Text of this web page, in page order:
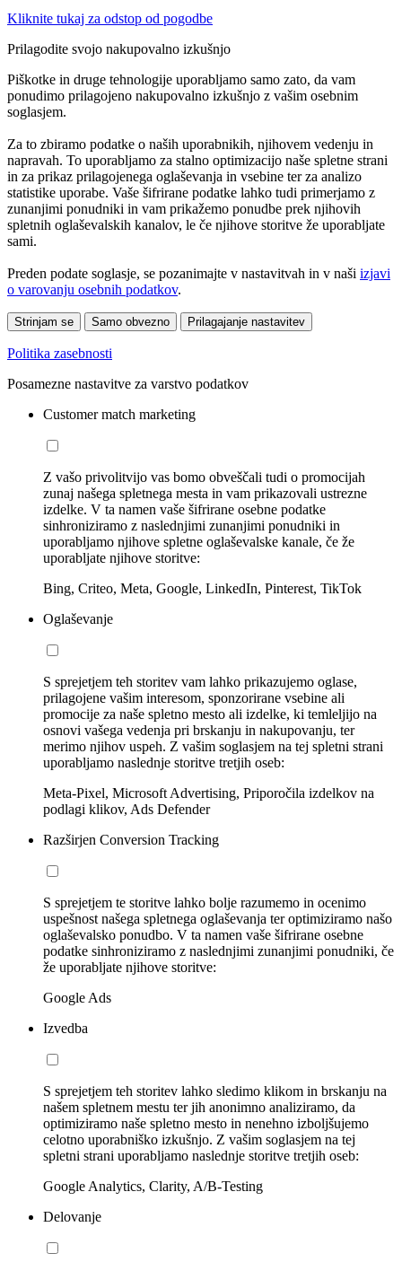
Kliknite tukaj za odstop od pogodbe
Prilagodite svojo nakupovalno izkušnjo
Piškotke in druge tehnologije uporabljamo samo zato, da vam
ponudimo prilagojeno nakupovalno izkušnjo z vašim osebnim
soglasjem.
Za to zbiramo podatke o naših uporabnikih, njihovem vedenju in
napravah. To uporabljamo za stalno optimizacijo naše spletne strani
in za prikaz prilagojenega oglaševanja in vsebine ter za analizo
statistike uporabe. Vaše šifrirane podatke lahko tudi primerjamo z
zunanjimi ponudniki in vam prikažemo ponudbe prek njihovih
spletnih oglaševalskih kanalov, le če njihove storitve že uporabljate
sami.
Preden podate soglasje, se pozanimajte v nastavitvah in v naši izjavi
o varovanju osebnih podatkov.
Strinjam se Samo obvezno Prilagajanje nastavitev
Politika zasebnosti
Posamezne nastavitve za varstvo podatkov
Customer match marketing
Z vašo privolitvijo vas bomo obveščali tudi o promocijah
zunaj našega spletnega mesta in vam prikazovali ustrezne
izdelke. V ta namen vaše šifrirane osebne podatke
sinhroniziramo z naslednjimi zunanjimi ponudniki in
uporabljamo njihove spletne oglaševalske kanale, če že
uporabljate njihove storitve:
Bing, Criteo, Meta, Google, LinkedIn, Pinterest, TikTok
Oglaševanje
S sprejetjem teh storitev vam lahko prikazujemo oglase,
prilagojene vašim interesom, sponzorirane vsebine ali
promocije za naše spletno mesto ali izdelke, ki temleljijo na
osnovi vašega vedenja pri brskanju in nakupovanju, ter
merimo njihov uspeh. Z vašim soglasjem na tej spletni strani
uporabljamo naslednje storitve tretjih oseb:
Meta-Pixel, Microsoft Advertising, Priporočila izdelkov na
podlagi klikov, Ads Defender
Razširjen Conversion Tracking
S sprejetjem te storitve lahko bolje razumemo in ocenimo
uspešnost našega spletnega oglaševanja ter optimiziramo našo
oglaševalsko ponudbo. V ta namen vaše šifrirane osebne
podatke sinhroniziramo z naslednjimi zunanjimi ponudniki, če
že uporabljate njihove storitve:
Google Ads
Izvedba
S sprejetjem teh storitev lahko sledimo klikom in brskanju na
našem spletnem mestu ter jih anonimno analiziramo, da
optimiziramo naše spletno mesto in nenehno izboljšujemo
celotno uporabniško izkušnjo. Z vašim soglasjem na tej
spletni strani uporabljamo naslednje storitve tretjih oseb:
Google Analytics, Clarity, A/B-Testing
Delovanje